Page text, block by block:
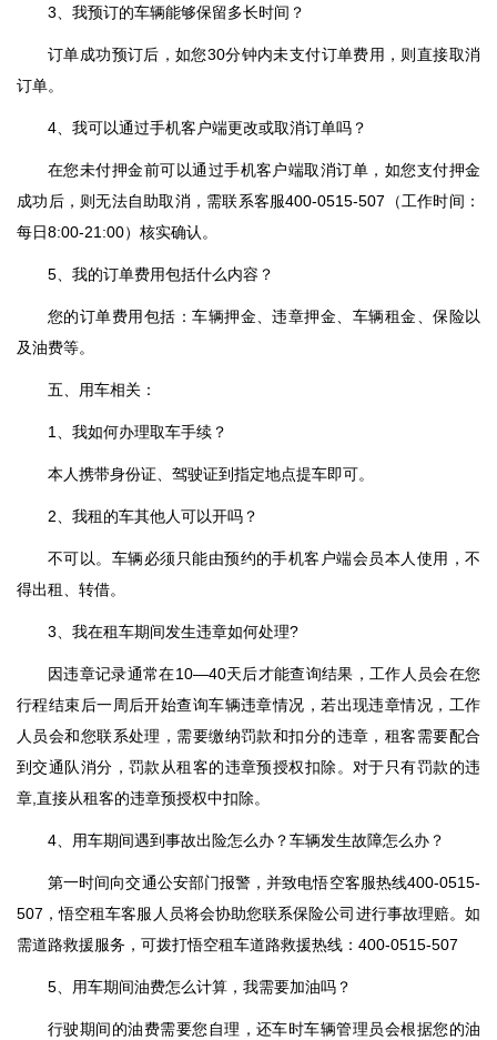
3、我预订的车辆能够保留多长时间？
订单成功预订后，如您30分钟内未支付订单费用，则直接取消
订单。
4、我可以通过手机客户端更改或取消订单吗？
在您未付押金前可以通过手机客户端取消订单，如您支付押金
成功后，则无法自助取消，需联系客服400-0515-507（工作时间：
每日8:00-21:00）核实确认。
5、我的订单费用包括什么内容？
您的订单费用包括：车辆押金、违章押金、车辆租金、保险以
及油费等。
五、用车相关：
1、我如何办理取车手续？
本人携带身份证、驾驶证到指定地点提车即可。
2、我租的车其他人可以开吗？
不可以。车辆必须只能由预约的手机客户端会员本人使用，不
得出租、转借。
3、我在租车期间发生违章如何处理?
因违章记录通常在10—40天后才能查询结果，工作人员会在您
行程结束后一周后开始查询车辆违章情况，若出现违章情况，工作
人员会和您联系处理，需要缴纳罚款和扣分的违章，租客需要配合
到交通队消分，罚款从租客的违章预授权扣除。对于只有罚款的违
章,直接从租客的违章预授权中扣除。
4、用车期间遇到事故出险怎么办？车辆发生故障怎么办？
第一时间向交通公安部门报警，并致电悟空客服热线400-0515-
507，悟空租车客服人员将会协助您联系保险公司进行事故理赔。如
需道路救援服务，可拨打悟空租车道路救援热线：400-0515-507
5、用车期间油费怎么计算，我需要加油吗？
行驶期间的油费需要您自理，还车时车辆管理员会根据您的油